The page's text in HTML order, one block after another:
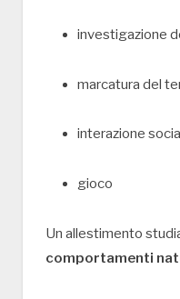
investigazione
marcatura del
interazione
gioco
Un allestimento
comportamenti